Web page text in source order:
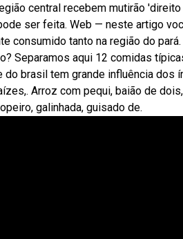
central recebem mutirão
ser feita. Web — neste artigo
consumido tanto na região do
Separamos aqui 12 comidas
brasil tem grande influência dos
Arroz com pequi, baião de
galinhada, guisado de.